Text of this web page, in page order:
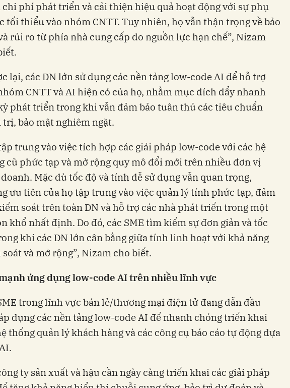
chi phí phát triển và cải thiện hiệu quả hoạt động với sự phụ
tối thiểu vào nhóm CNTT. Tuy nhiên, họ vẫn thận trọng về bảo
rủi ro từ phía nhà cung cấp do nguồn lực hạn chế”, Nizam
lại, các DN lớn sử dụng các nền tảng low-code AI để hỗ trợ
CNTT và AI hiện có của họ, nhằm mục đích đẩy nhanh
phát triển trong khi vẫn đảm bảo tuân thủ các tiêu chuẩn
trị, bảo mật nghiêm ngặt.
trung vào việc tích hợp các giải pháp low-code với các hệ
cũ phức tạp và mở rộng quy mô đổi mới trên nhiều đơn vị
Mặc dù tốc độ và tính dễ sử dụng vẫn quan trọng,
ưu tiên của họ tập trung vào việc quản lý tính phức tạp, đảm
soát trên toàn DN và hỗ trợ các nhà phát triển trong một
khổ nhất định. Do đó, các SME tìm kiếm sự đơn giản và tốc
khi các DN lớn cân bằng giữa tính linh hoạt với khả năng
và mở rộng”, Nizam cho biết.
ứng dụng low-code AI trên nhiều lĩnh vực
trong lĩnh vực bán lẻ/thương mại điện tử đang dẫn đầu
dụng các nền tảng low-code AI để nhanh chóng triển khai
thống quản lý khách hàng và các công cụ báo cáo tự động dựa
ty sản xuất và hậu cần ngày càng triển khai các giải pháp